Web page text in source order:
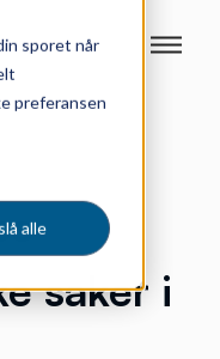
sporet når
preferansen
alle
saker i